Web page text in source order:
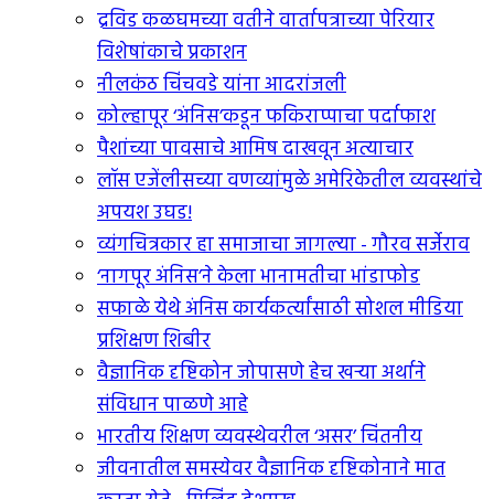
द्रविड कळघमच्या वतीने वार्तापत्राच्या पेरियार
विशेषांकाचे प्रकाशन
नीलकंठ चिंचवडे यांना आदरांजली
कोल्हापूर ‘अंनिस’कडून फकिराप्पाचा पर्दाफाश
पैशांच्या पावसाचे आमिष दाखवून अत्याचार
लॉस एजेंलीसच्या वणव्यांमुळे अमेरिकेतील व्यवस्थांचे
अपयश उघड!
व्यंगचित्रकार हा समाजाचा जागल्या - गौरव सर्जेराव
‘नागपूर अंनिस’ने केला भानामतीचा भांडाफोड
सफाळे येथे अंनिस कार्यकर्त्यांसाठी सोशल मीडिया
प्रशिक्षण शिबीर
वैज्ञानिक दृष्टिकोन जोपासणे हेच खर्‍या अर्थाने
संविधान पाळणे आहे
भारतीय शिक्षण व्यवस्थेवरील ‘असर’ चिंतनीय
जीवनातील समस्येवर वैज्ञानिक दृष्टिकोनाने मात